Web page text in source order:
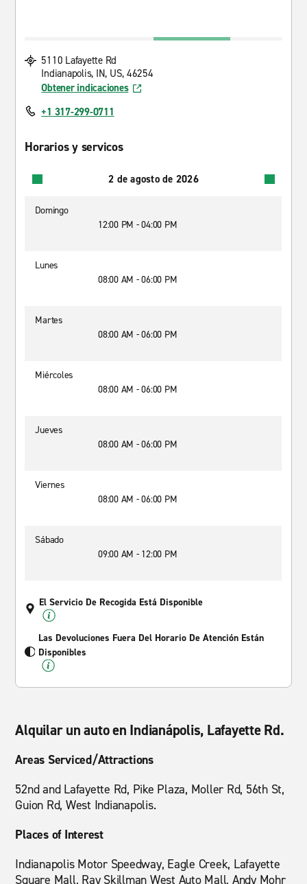
5110 Lafayette Rd
Indianapolis, IN, US, 46254
Obtener indicaciones
+1 317-299-0711
Horarios y servicos
2 de agosto de 2026
Domingo
12:00 PM - 04:00 PM
Lunes
08:00 AM - 06:00 PM
Martes
08:00 AM - 06:00 PM
Miércoles
08:00 AM - 06:00 PM
Jueves
08:00 AM - 06:00 PM
Viernes
08:00 AM - 06:00 PM
Sábado
09:00 AM - 12:00 PM
El Servicio De Recogida Está Disponible
Las Devoluciones Fuera Del Horario De Atención Están
Disponibles
Alquilar un auto en Indianápolis, Lafayette Rd.
Areas Serviced/Attractions
52nd and Lafayette Rd, Pike Plaza, Moller Rd, 56th St,
Guion Rd, West Indianapolis.
Places of Interest
Indianapolis Motor Speedway, Eagle Creek, Lafayette
Square Mall, Ray Skillman West Auto Mall, Andy Mohr